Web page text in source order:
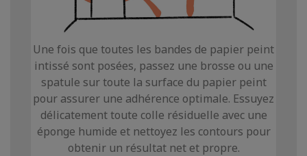
Une fois que toutes les bandes de papier peint
intissé sont posées, passez une brosse ou une
spatule sur toute la surface du papier peint
pour assurer une adhérence optimale. Essuyez
délicatement toute colle résiduelle avec une
éponge humide et nettoyez les contours pour
obtenir un résultat net et propre.